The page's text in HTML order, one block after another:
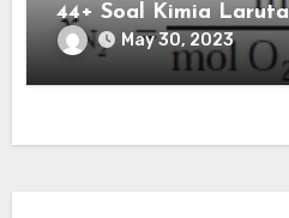
44+ Soal Kimia
May 30, 2023